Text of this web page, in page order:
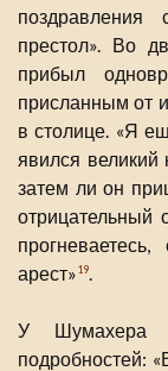
поздравления
престол». Во
прибыл
присланным от
в столице. «Я
явился великий
затем ли он
отрицательный
арест»19.
У Шумахера
подробностей: